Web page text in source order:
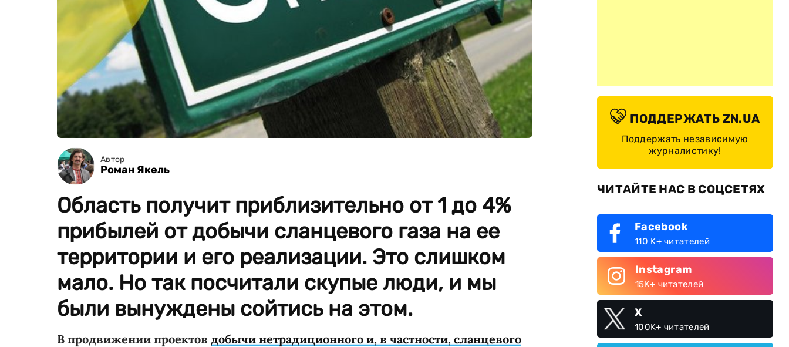
Автор
Роман Якель
Область получит приблизительно от 1 до 4%
прибылей от добычи сланцевого газа на ее
территории и его реализации. Это слишком
мало. Но так посчитали скупые люди, и мы
были вынуждены сойтись на этом.
В продвижении проектов добычи нетрадиционного и, в частности, сланцевого
ПОДДЕРЖАТЬ ZN.UA
Поддержать независимую
журналистику!
ЧИТАЙТЕ НАС В СОЦСЕТЯХ
Facebook
110 K+ читателей
Instagram
15K+ читателей
X
100K+ читателей